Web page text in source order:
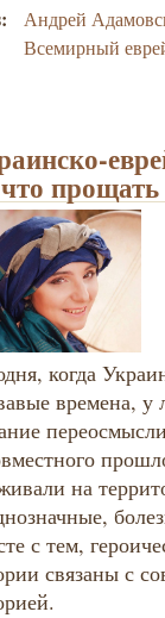
Андрей
Всемирный
прощать
когда
времена, у
на
с тем,
связаны с